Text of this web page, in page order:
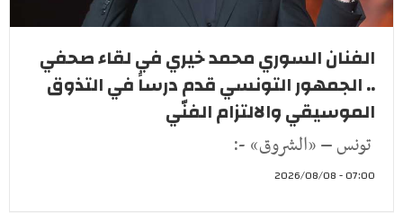
الفنان السوري محمد خيري في لقاء صحفي
.. الجمهور التونسي قدم درساً في التذوق
الموسيقي والالتزام الفنّي
تونس – «الشروق» -:
07:00 - 2026/08/08